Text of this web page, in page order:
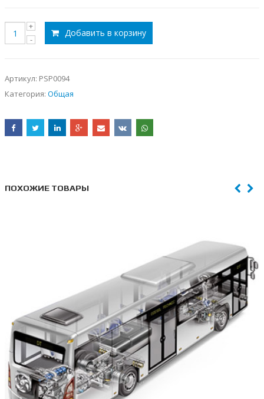
Добавить в корзину
Артикул: PSP0094
Категория: Общая
ПОХОЖИЕ ТОВАРЫ